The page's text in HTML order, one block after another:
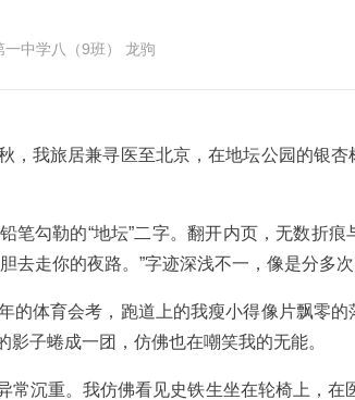
一中学八（9班） 龙驹
，我旅居兼寻医至北京，在地坛公园的银
笔勾勒的“地坛”二字。翻开内页，无数折
去走你的夜路。”字迹深浅不一，像是分多次
的体育会考，跑道上的我瘦小得像片飘零
子蜷成一团，仿佛也在嘲笑我的无能。
沉重。我仿佛看见史铁生坐在轮椅上，